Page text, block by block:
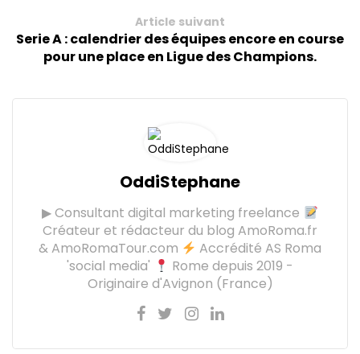
Article suivant
Serie A : calendrier des équipes encore en course
pour une place en Ligue des Champions.
OddiStephane
▶ Consultant digital marketing freelance
Créateur et rédacteur du blog AmoRoma.fr
& AmoRomaTour.com
Accrédité AS Roma
'social media'
Rome depuis 2019 -
Originaire d'Avignon (France)